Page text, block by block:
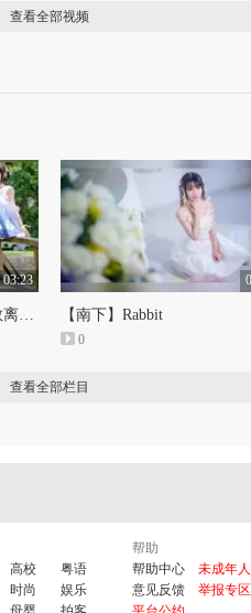
查看全部视频
03:23
【南下】千盏谨一杯浊酒敬离愁~ 【南下】Rabbit
0
查看全部栏目
高校
粤语
时尚
娱乐
帮助
帮助中心
未成年
意见反馈
举报专区